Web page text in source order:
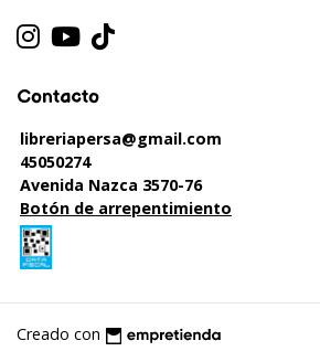
Contacto
libreriapersa@gmail.com
45050274
Avenida Nazca 3570-76
Botón de arrepentimiento
Creado con